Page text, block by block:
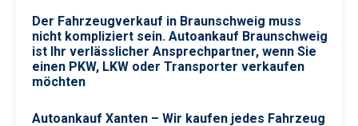
Der Fahrzeugverkauf in Braunschweig muss
nicht kompliziert sein. Autoankauf Braunschweig
ist Ihr verlässlicher Ansprechpartner, wenn Sie
einen PKW, LKW oder Transporter verkaufen
möchten
Autoankauf Xanten – Wir kaufen jedes Fahrzeug